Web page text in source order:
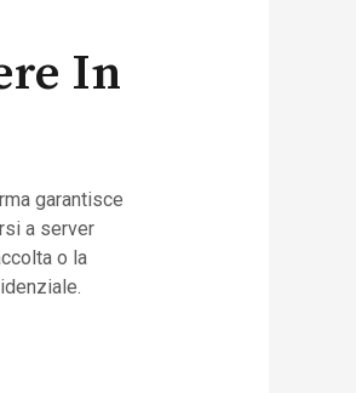
In
garantisce
a server
o la